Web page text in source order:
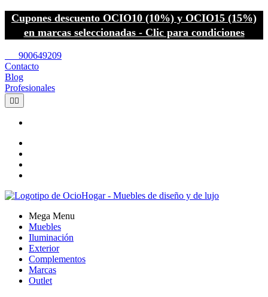
Cupones descuento OCIO10 (10%) y OCIO15 (15%)
en marcas seleccionadas - Clic para condiciones
900649209
Contacto
Blog
Profesionales
 
Mega Menu
Muebles
Iluminación
Exterior
Complementos
Marcas
Outlet